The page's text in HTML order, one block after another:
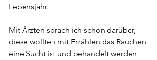
Lebensjahr.
Mit Ärzten sprach ich schon darüber,
diese wollten mit Erzählen das Rauchen
eine Sucht ist und behandelt werden